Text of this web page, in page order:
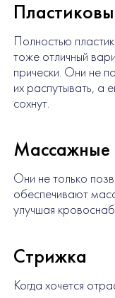
Полностью
тоже отличный
прически. Они не
их распутывать, а
сохнут.
Массажные
Они не только
обеспечивают
улучшая
Стрижка
Когда хочется